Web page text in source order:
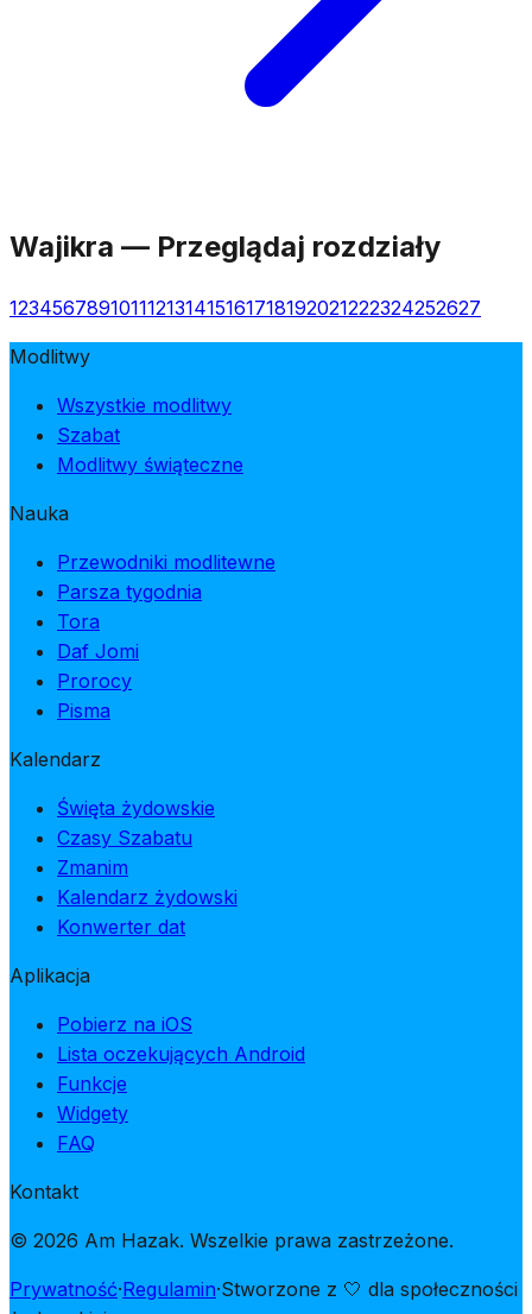
Wajikra — Przeglądaj rozdziały
123456789101112131415161718192021222324252627
Modlitwy
Wszystkie modlitwy
Szabat
Modlitwy świąteczne
Nauka
Przewodniki modlitewne
Parsza tygodnia
Tora
Daf Jomi
Prorocy
Pisma
Kalendarz
Święta żydowskie
Czasy Szabatu
Zmanim
Kalendarz żydowski
Konwerter dat
Aplikacja
Pobierz na iOS
Lista oczekujących Android
Funkcje
Widgety
FAQ
Kontakt
© 2026 Am Hazak. Wszelkie prawa zastrzeżone.
Prywatność·Regulamin·Stworzone z 🤍 dla społeczności